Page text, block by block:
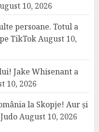
10, 2026
persoane. Totul a
TikTokAugust 10,
Jake Whisenant a
10, 2026
la Skopje! Aur și
August 10, 2026